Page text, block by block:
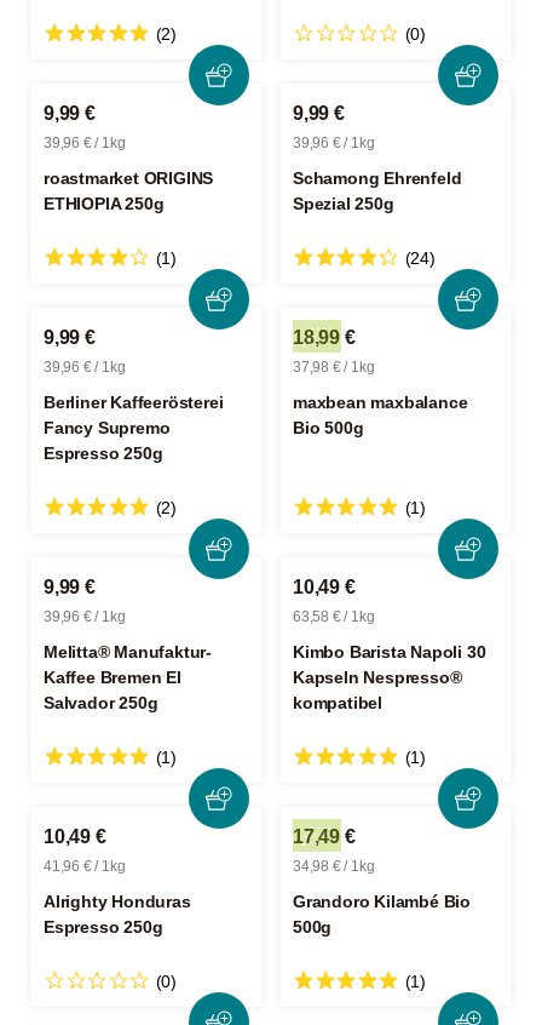
(2) (0)
9,99 €
39,96 € / 1kg
roastmarket ORIGINS
ETHIOPIA 250g
(1)
9,99 €
39,96 € / 1kg
Schamong Ehrenfeld
Spezial 250g
(24)
9,99 €
39,96 € / 1kg
Berliner Kaffeerösterei
Fancy Supremo
Espresso 250g
(2)
18,99 €
37,98 € / 1kg
maxbean maxbalance
Bio 500g
(1)
9,99 €
39,96 € / 1kg
Melitta® Manufaktur-
Kaffee Bremen El
Salvador 250g
(1)
10,49 €
63,58 € / 1kg
Kimbo Barista Napoli 30
Kapseln Nespresso®
kompatibel
(1)
10,49 €
41,96 € / 1kg
Alrighty Honduras
Espresso 250g
(0)
17,49 €
34,98 € / 1kg
Grandoro Kilambé Bio
500g
(1)